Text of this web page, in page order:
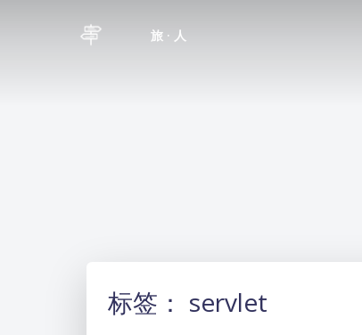
旅 · 人
标签： servlet